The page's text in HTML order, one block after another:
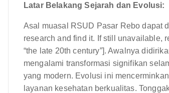
Latar Belakang Sejarah dan Evolusi:
Asal muasal RSUD Pasar Rebo dapat
research and find it. If still unavailable,
“the late 20th century”]. Awalnya
mengalami transformasi signifikan
yang modern. Evolusi ini
layanan kesehatan berkualitas.